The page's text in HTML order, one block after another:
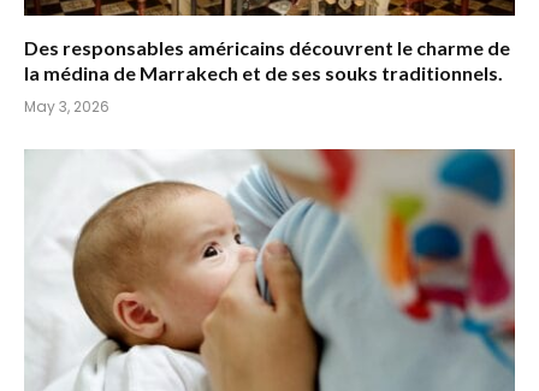
Des responsables américains découvrent le charme de
la médina de Marrakech et de ses souks traditionnels.
May 3, 2026